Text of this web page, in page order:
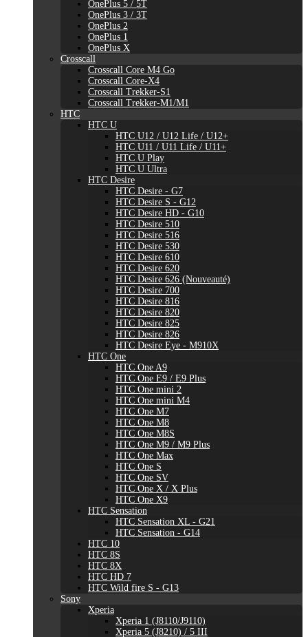
OnePlus 5 / 5T
OnePlus 3 / 3T
OnePlus 2
OnePlus 1
OnePlus X
Crosscall
Crosscall Core M4 Go
Crosscall Core-X4
Crosscall Trekker-S1
Crosscall Trekker-M1/M1
HTC
HTC U
HTC U12 / U12 Life / U12+
HTC U11 / U11 Life / U11+
HTC U Play
HTC U Ultra
HTC Desire
HTC Desire - G7
HTC Desire S - G12
HTC Desire HD - G10
HTC Desire 510
HTC Desire 516
HTC Desire 530
HTC Desire 610
HTC Desire 620
HTC Desire 626 (Nouveauté)
HTC Desire 700
HTC Desire 816
HTC Desire 820
HTC Desire 825
HTC Desire 826
HTC Desire Eye - M910X
HTC One
HTC One A9
HTC One E9 / E9 Plus
HTC One mini 2
HTC One mini M4
HTC One M7
HTC One M8
HTC One M8S
HTC One M9 / M9 Plus
HTC One Max
HTC One S
HTC One SV
HTC One X / X Plus
HTC One X9
HTC Sensation
HTC Sensation XL - G21
HTC Sensation - G14
HTC 10
HTC 8S
HTC 8X
HTC HD 7
HTC Wild fire S - G13
Sony
Xperia
Xperia 1 (J8110/J9110)
Xperia 5 (J8210) / 5 III